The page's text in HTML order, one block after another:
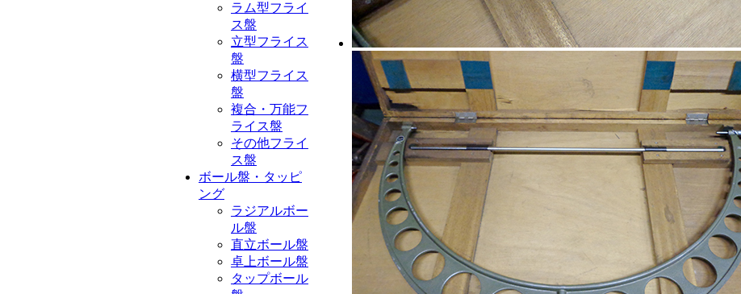
ラム型フライ
ス盤
立型フライス
盤
横型フライス
盤
複合・万能フ
ライス盤
その他フライ
ス盤
ボール盤・タッピ
ング
ラジアルボー
ル盤
直立ボール盤
卓上ボール盤
タップボール